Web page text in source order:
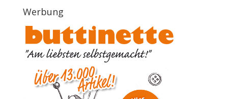
Werbung